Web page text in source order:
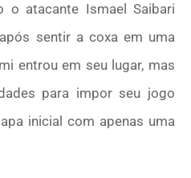
o atacante Ismael Saibari
sentir a coxa em uma
entrou em seu lugar, mas
para impor seu jogo
inicial com apenas uma